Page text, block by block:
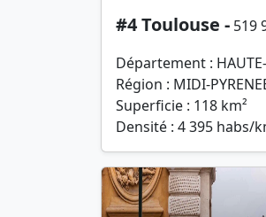
#4 Toulouse - 519
Département :
Région : MIDI-
Superficie : 118 km²
Densité : 4 395 habs/